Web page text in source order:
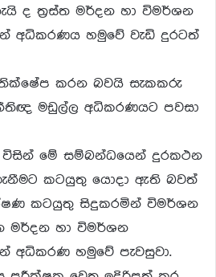
ද ත්‍රස්ත මර්දන හා විමර්ශන
අධිකරණය හමුවේ වැඩි දුරටත්
කරන බවයි සැකකරු
මඩුල්ල අධිකරණයට පවසා
මේ සම්බන්ධයෙන් දුරකථන
කටයුතු යොදා ඇති බවත්
කටයුතු සිදුකරමින් විමර්ශන
මර්දන හා විමර්ශන
අධිකරණ හමුවේ පැවසුවා.